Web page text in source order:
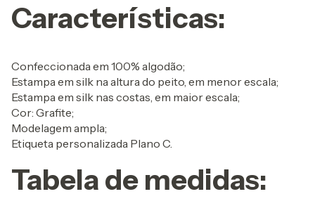
Características:
Confeccionada em 100% algodão;
Estampa em silk na altura do peito, em menor escala;
Estampa em silk nas costas, em maior escala;
Cor: Grafite;
Modelagem ampla;
Etiqueta personalizada Plano C.
Tabela de medidas: